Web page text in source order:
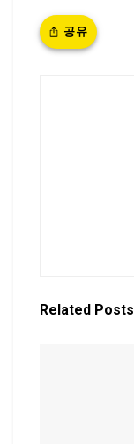
공유
Related Posts